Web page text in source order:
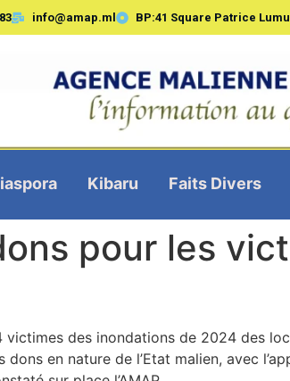
info@amap.ml BP:41 Square Patrice
Kibaru Faits Divers
pour les
victimes des inondations de 2024 des
en nature de l’Etat malien, avec